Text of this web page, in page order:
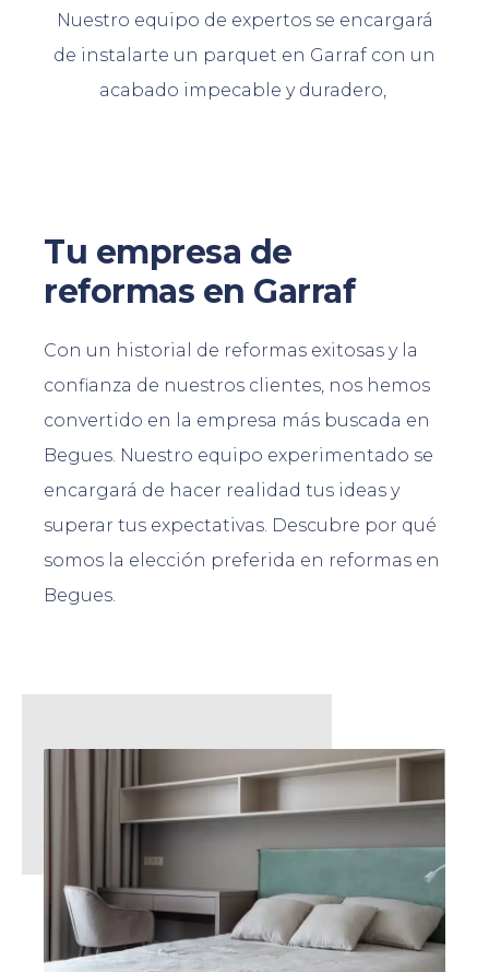
Nuestro equipo de expertos se encargará
de instalarte un parquet en Garraf con un
acabado impecable y duradero,
Tu empresa de
reformas en Garraf
Con un historial de reformas exitosas y la
confianza de nuestros clientes, nos hemos
convertido en la empresa más buscada en
Begues. Nuestro equipo experimentado se
encargará de hacer realidad tus ideas y
superar tus expectativas. Descubre por qué
somos la elección preferida en reformas en
Begues.